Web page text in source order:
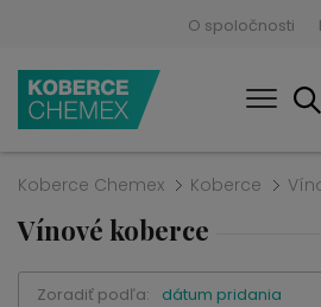
O spoločnosti
Koberce Chemex Koberce
Vínové koberce
Zoradiť podľa: dátum pridania